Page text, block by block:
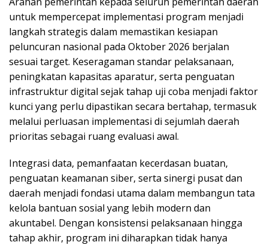
untuk mempercepat implementasi program menjadi
langkah strategis dalam memastikan kesiapan
peluncuran nasional pada Oktober 2026 berjalan
sesuai target. Keseragaman standar pelaksanaan,
peningkatan kapasitas aparatur, serta penguatan
infrastruktur digital sejak tahap uji coba menjadi faktor
kunci yang perlu dipastikan secara bertahap, termasuk
melalui perluasan implementasi di sejumlah daerah
prioritas sebagai ruang evaluasi awal.
Integrasi data, pemanfaatan kecerdasan buatan,
penguatan keamanan siber, serta sinergi pusat dan
daerah menjadi fondasi utama dalam membangun tata
kelola bantuan sosial yang lebih modern dan
akuntabel. Dengan konsistensi pelaksanaan hingga
tahap akhir, program ini diharapkan tidak hanya